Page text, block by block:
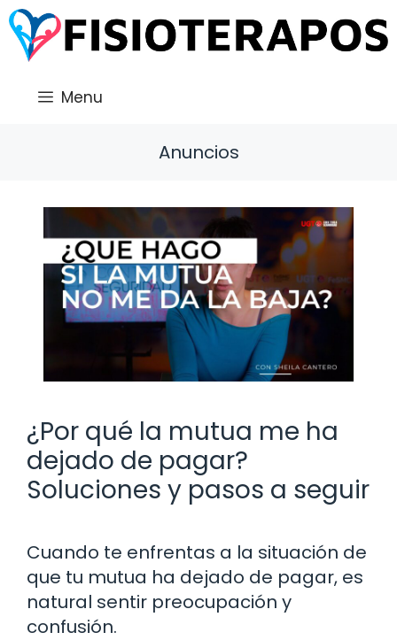
Saltar
al
contenido
Menu
Anuncios
¿Por qué la mutua me ha
dejado de pagar?
Soluciones y pasos a seguir
Cuando te enfrentas a la situación de
que tu mutua ha dejado de pagar, es
natural sentir preocupación y
confusión.